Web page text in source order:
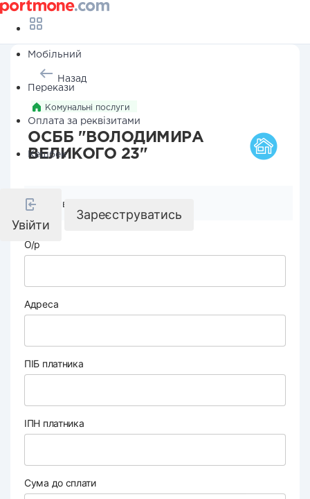
Мобільний
Перекази
Оплата за реквізитами
Кешбек
Увійти
Зареєструватись
Назад
Комунальні послуги
ОСББ "ВОЛОДИМИРА
ВЕЛИКОГО 23"
Реквізити компанії
О/р
Адреса
ПІБ платника
ІПН платника
Сума до сплати